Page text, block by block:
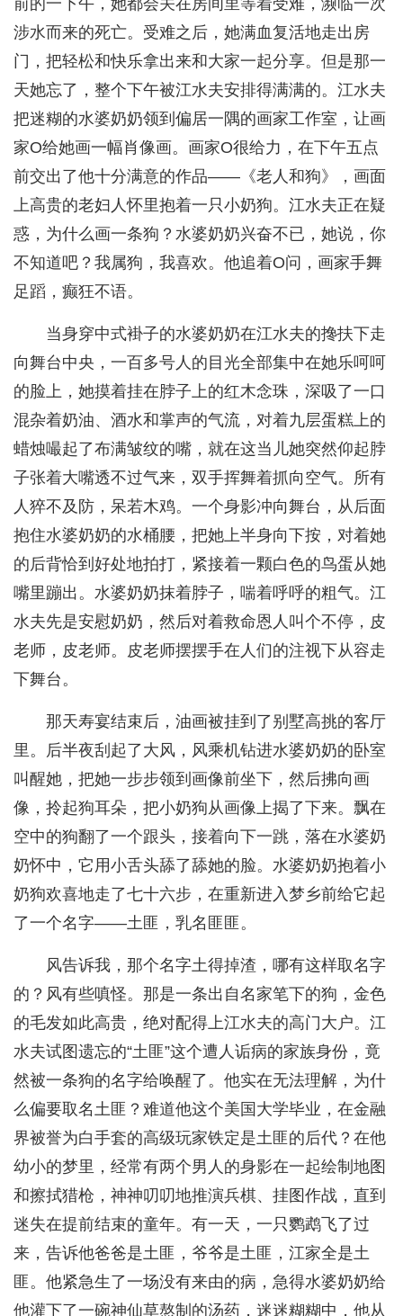
前的一下午，她都会关在房间里等着受难，濒临一次
涉水而来的死亡。受难之后，她满血复活地走出房
门，把轻松和快乐拿出来和大家一起分享。但是那一
天她忘了，整个下午被江水夫安排得满满的。江水夫
把迷糊的水婆奶奶领到偏居一隅的画家工作室，让画
家O给她画一幅肖像画。画家O很给力，在下午五点
前交出了他十分满意的作品——《老人和狗》，画面
上高贵的老妇人怀里抱着一只小奶狗。江水夫正在疑
惑，为什么画一条狗？水婆奶奶兴奋不已，她说，你
不知道吧？我属狗，我喜欢。他追着O问，画家手舞
足蹈，癫狂不语。
当身穿中式褂子的水婆奶奶在江水夫的搀扶下走
向舞台中央，一百多号人的目光全部集中在她乐呵呵
的脸上，她摸着挂在脖子上的红木念珠，深吸了一口
混杂着奶油、酒水和掌声的气流，对着九层蛋糕上的
蜡烛嘬起了布满皱纹的嘴，就在这当儿她突然仰起脖
子张着大嘴透不过气来，双手挥舞着抓向空气。所有
人猝不及防，呆若木鸡。一个身影冲向舞台，从后面
抱住水婆奶奶的水桶腰，把她上半身向下按，对着她
的后背恰到好处地拍打，紧接着一颗白色的鸟蛋从她
嘴里蹦出。水婆奶奶抹着脖子，喘着呼呼的粗气。江
水夫先是安慰奶奶，然后对着救命恩人叫个不停，皮
老师，皮老师。皮老师摆摆手在人们的注视下从容走
下舞台。
那天寿宴结束后，油画被挂到了别墅高挑的客厅
里。后半夜刮起了大风，风乘机钻进水婆奶奶的卧室
叫醒她，把她一步步领到画像前坐下，然后拂向画
像，拎起狗耳朵，把小奶狗从画像上揭了下来。飘在
空中的狗翻了一个跟头，接着向下一跳，落在水婆奶
奶怀中，它用小舌头舔了舔她的脸。水婆奶奶抱着小
奶狗欢喜地走了七十六步，在重新进入梦乡前给它起
了一个名字——土匪，乳名匪匪。
风告诉我，那个名字土得掉渣，哪有这样取名字
的？风有些嗔怪。那是一条出自名家笔下的狗，金色
的毛发如此高贵，绝对配得上江水夫的高门大户。江
水夫试图遗忘的“土匪”这个遭人诟病的家族身份，竟
然被一条狗的名字给唤醒了。他实在无法理解，为什
么偏要取名土匪？难道他这个美国大学毕业，在金融
界被誉为白手套的高级玩家铁定是土匪的后代？在他
幼小的梦里，经常有两个男人的身影在一起绘制地图
和擦拭猎枪，神神叨叨地推演兵棋、挂图作战，直到
迷失在提前结束的童年。有一天，一只鹦鹉飞了过
来，告诉他爸爸是土匪，爷爷是土匪，江家全是土
匪。他紧急生了一场没有来由的病，急得水婆奶奶给
他灌下了一碗神仙草熬制的汤药，迷迷糊糊中，他从